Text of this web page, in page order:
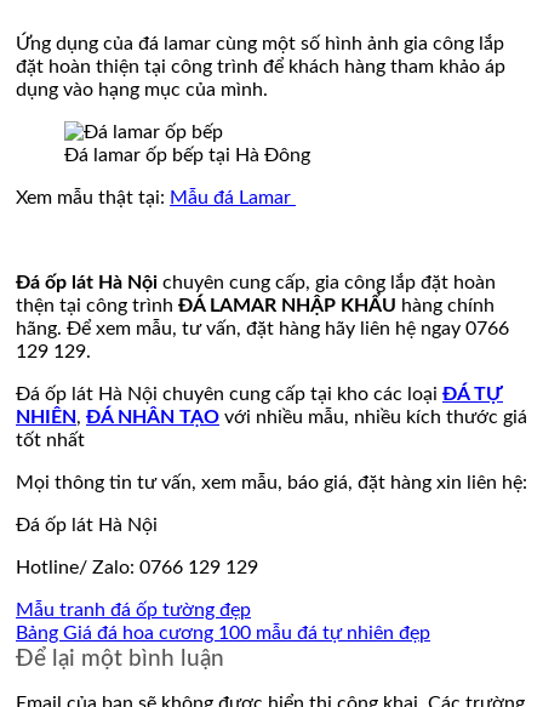
Ứng dụng của đá lamar cùng một số hình ảnh gia công lắp
đặt hoàn thiện tại công trình để khách hàng tham khảo áp
dụng vào hạng mục của mình.
Đá lamar ốp bếp tại Hà Đông
Xem mẫu thật tại: Mẫu đá Lamar
Đá ốp lát Hà Nội chuyên cung cấp, gia công lắp đặt hoàn
thện tại công trình ĐÁ LAMAR NHẬP KHẨU hàng chính
hãng. Để xem mẫu, tư vấn, đặt hàng hãy liên hệ ngay 0766
129 129.
Đá ốp lát Hà Nội chuyên cung cấp tại kho các loại ĐÁ TỰ
NHIÊN, ĐÁ NHÂN TẠO với nhiều mẫu, nhiều kích thước giá
tốt nhất
Mọi thông tin tư vấn, xem mẫu, báo giá, đặt hàng xin liên hệ:
Đá ốp lát Hà Nội
Hotline/ Zalo: 0766 129 129
Mẫu tranh đá ốp tường đẹp
Bảng Giá đá hoa cương 100 mẫu đá tự nhiên đẹp
Để lại một bình luận